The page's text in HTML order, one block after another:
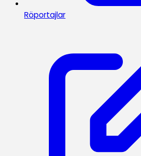
Röportajlar